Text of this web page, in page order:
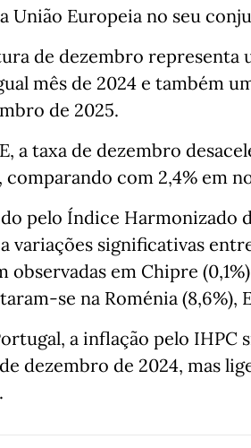
União Europeia no seu
de dezembro representa
mês de 2024 e também
de 2025.
a taxa de dezembro
comparando com 2,4% em
pelo Índice Harmonizado
variações significativas
observadas em Chipre
na Roménia (8,6%),
a inflação pelo IHPC
de dezembro de 2024, mas